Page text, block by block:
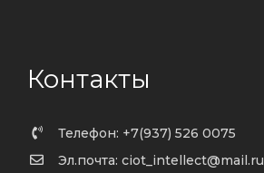
Контакты
Телефон: +7(937) 526 0075
Эл.почта: ciot_intellect@mail.ru